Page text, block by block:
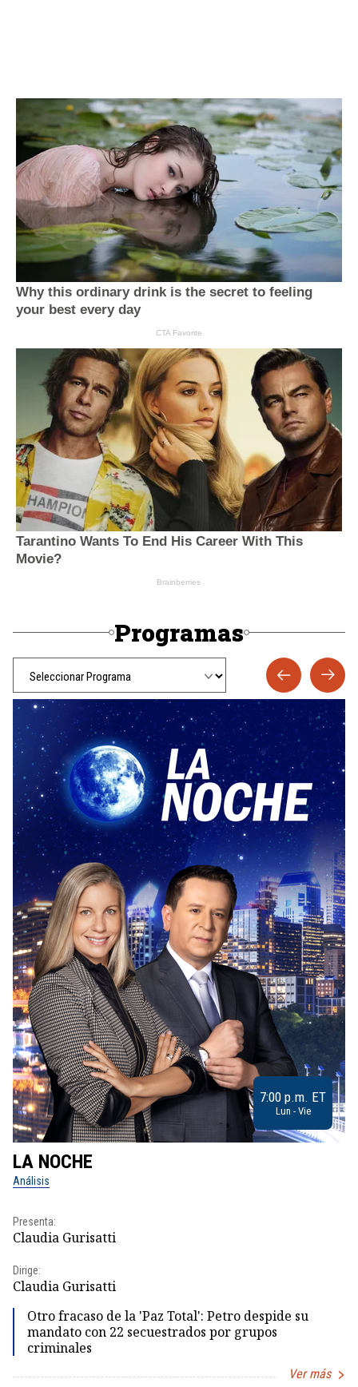
Programas
7:00 p.m. ET
Lun - Vie
LA NOCHE
Análisis
Presenta:
Claudia Gurisatti
Dirige:
Claudia Gurisatti
Otro fracaso de la 'Paz Total': Petro despide su
mandato con 22 secuestrados por grupos
criminales
Ver más